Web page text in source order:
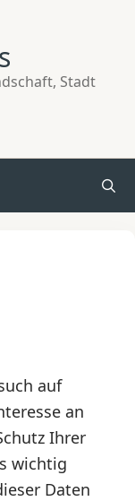
Stadt
auf
an
Ihrer
wichtig
Daten